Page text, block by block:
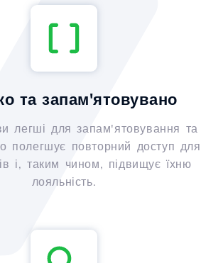
та запам'ятовувано
легші для запам'ятовування та
полегшує повторний доступ для
і, таким чином, підвищує їхню
лояльність.